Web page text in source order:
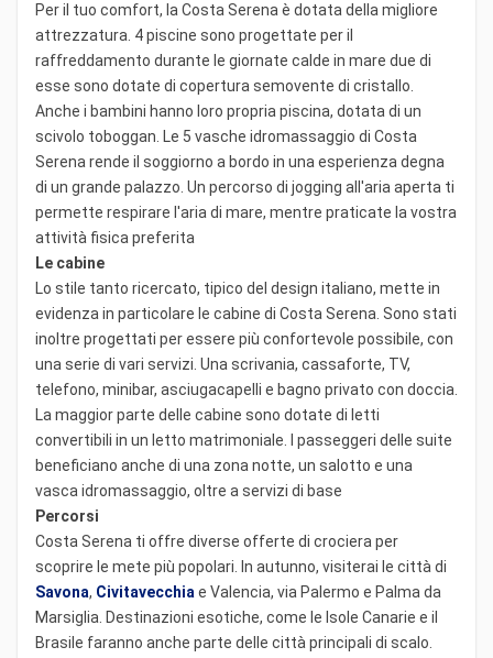
Per il tuo comfort, la Costa Serena è dotata della migliore
attrezzatura. 4 piscine sono progettate per il
raffreddamento durante le giornate calde in mare due di
esse sono dotate di copertura semovente di cristallo.
Anche i bambini hanno loro propria piscina, dotata di un
scivolo toboggan. Le 5 vasche idromassaggio di Costa
Serena rende il soggiorno a bordo in una esperienza degna
di un grande palazzo. Un percorso di jogging all'aria aperta ti
permette respirare l'aria di mare, mentre praticate la vostra
attività fisica preferita
Le cabine
Lo stile tanto ricercato, tipico del design italiano, mette in
evidenza in particolare le cabine di Costa Serena. Sono stati
inoltre progettati per essere più confortevole possibile, con
una serie di vari servizi. Una scrivania, cassaforte, TV,
telefono, minibar, asciugacapelli e bagno privato con doccia.
La maggior parte delle cabine sono dotate di letti
convertibili in un letto matrimoniale. I passeggeri delle suite
beneficiano anche di una zona notte, un salotto e una
vasca idromassaggio, oltre a servizi di base
Percorsi
Costa Serena ti offre diverse offerte di crociera per
scoprire le mete più popolari. In autunno, visiterai le città di
Savona, Civitavecchiae Valencia, via Palermo e Palma da
Marsiglia. Destinazioni esotiche, come le Isole Canarie e il
Brasile faranno anche parte delle città principali di scalo.